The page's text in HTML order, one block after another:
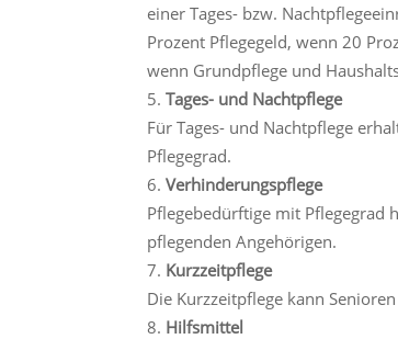
einer Tages- bzw.
Prozent Pflegegeld, wenn 20
wenn Grundpflege und
Tages- und Nachtpflege
Für Tages- und Nachtpflege
Pflegegrad.
Verhinderungspflege
Pflegebedürftige mit Pflegegrad
pflegenden Angehörigen.
Kurzzeitpflege
Die Kurzzeitpflege kann
Hilfsmittel